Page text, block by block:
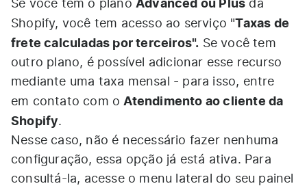
Se você tem o plano Advanced ou Plus da
Shopify, você tem acesso ao serviço "Taxas de
frete calculadas por terceiros". Se você tem
outro plano, é possível adicionar esse recurso
mediante uma taxa mensal - para isso, entre
em contato com oAtendimento ao cliente da
Shopify.
Nesse caso, não é necessário fazer nenhuma
configuração, essa opção já está ativa. Para
consultá-la, acesse o menu lateral do seu painel